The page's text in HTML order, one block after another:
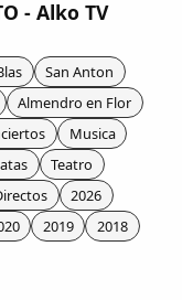
- Alko TV
San Anton
Almendro en Flor
Musica
Teatro
2026
2019
2018